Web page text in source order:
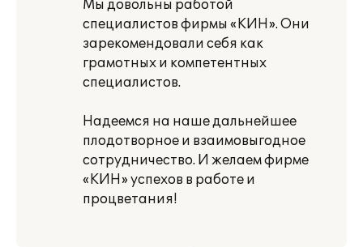
Мы довольны работой
специалистов фирмы «КИН». Они
зарекомендовали себя как
грамотных и компетентных
специалистов.
Надеемся на наше дальнейшее
плодотворное и взаимовыгодное
сотрудничество. И желаем фирме
«КИН» успехов в работе и
процветания!